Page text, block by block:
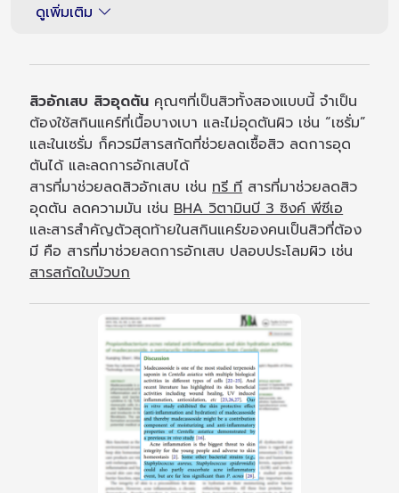
ดูเพิ่มเติม
สิวอักเสบ สิวอุดตัน คุณๆที่เป็นสิวทั้งสองแบบนี้ จำเป็น
ต้องใช้สกินแคร์ที่เนื้อบางเบา และไม่อุดตันผิว เช่น “เซรั่ม”
และในเซรั่ม ก็ควรมีสารสกัดที่ช่วยลดเชื้อสิว ลดการอุด
ตันได้ และลดการอักเสบได้
สารที่มาช่วยลดสิวอักเสบ เช่น ทรี ที สารที่มาช่วยลดสิว
อุดตัน ลดความมัน เช่น BHA วิตามินบี 3 ซิงค์ พีซีเอ
และสารสำคัญตัวสุดท้ายในสกินแคร์ของคนเป็นสิวที่ต้อง
มี คือ สารที่มาช่วยลดการอักเสบ ปลอบประโลมผิว เช่น
สารสกัดใบบัวบก